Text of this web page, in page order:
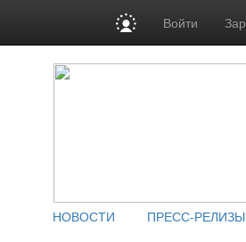
Войти
НОВОСТИ ПРЕСС-РЕЛИЗЫ